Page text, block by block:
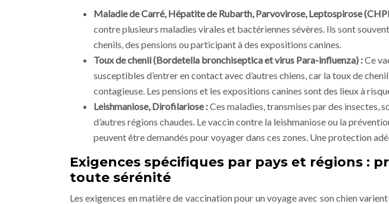
Maladie de Carré, Hépatite de Rubarth, Parvovirose, Leptospirose
contre plusieurs maladies virales et bactériennes sévères. Ils sont
chenils, des pensions ou participant à des expositions canines.
Toux de chenil (Bordetella bronchiseptica et virus Para-influenza) :Ce
susceptibles d’entrer en contact avec d’autres chiens, car la toux de
contagieuse. Les pensions et les expositions canines sont des lieux à
Leishmaniose, Dirofilariose :Ces maladies, transmises par des insectes,
d’autres régions chaudes. Le vaccin contre la leishmaniose ou la
peuvent être demandés pour voyager dans ces zones. Une protection
Exigences spécifiques par pays et régions :
toute sérénité
Les exigences en matière de vaccination pour un voyage avec son chien